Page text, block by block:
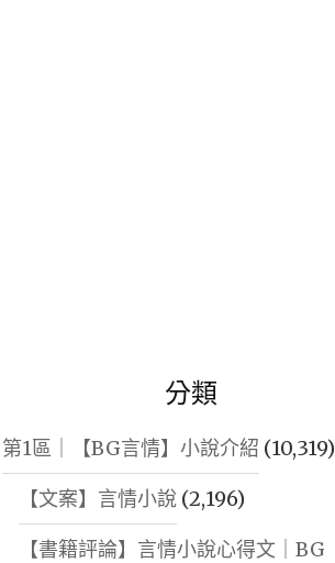
分類
第1區｜【BG言情】小說介紹 (10,319)
【文案】言情小說(2,196)
【書籍評論】言情小說心得文｜BG